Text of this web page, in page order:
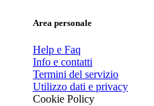
Area personale
Help e Faq
Info e contatti
Termini del servizio
Utilizzo dati e privacy
Cookie Policy